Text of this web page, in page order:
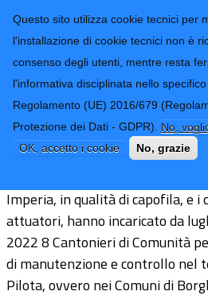
Questo sito utilizza cookie tecnici per
l'installazione di cookie tecnici non è
consenso degli utenti, mentre resta
l'informativa disciplinata nello
Regolamento (UE) 2016/679
Protezione dei Dati - GDPR). No,
OK, accetto i cookie
No, grazie
Provincia di
Imperia
Form di ricerca
Le attività di
Imperia, in qualità di capofila, e i
attuatori, hanno incaricato da
2022 8 Cantonieri di Comunità
di manutenzione e controllo nel
Pilota, ovvero nei Comuni di